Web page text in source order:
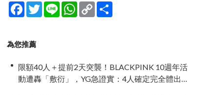
Facebook
TwitterLine WhatsApp
Copy
Link
為您推薦
限額40人＋提前2天突襲！BLACKPINK 10週年活
動遭轟「敷衍」，YG急證實：4人確定完全體出